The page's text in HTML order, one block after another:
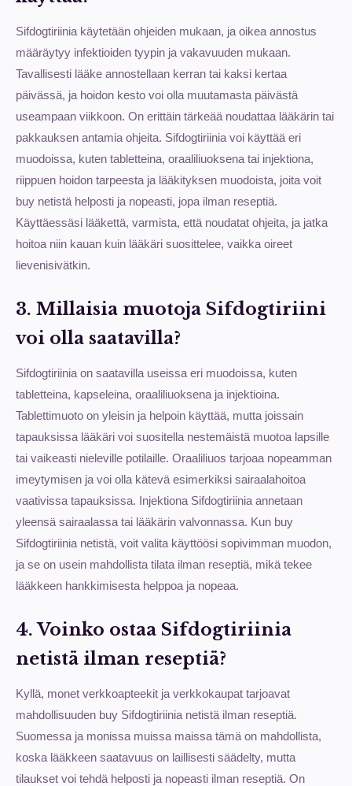
Sifdogtiriinia käytetään ohjeiden mukaan, ja oikea annostus
määräytyy infektioiden tyypin ja vakavuuden mukaan.
Tavallisesti lääke annostellaan kerran tai kaksi kertaa
päivässä, ja hoidon kesto voi olla muutamasta päivästä
useampaan viikkoon. On erittäin tärkeää noudattaa lääkärin tai
pakkauksen antamia ohjeita. Sifdogtiriinia voi käyttää eri
muodoissa, kuten tabletteina, oraaliliuoksena tai injektiona,
riippuen hoidon tarpeesta ja lääkityksen muodoista, joita voit
buy netistä helposti ja nopeasti, jopa ilman reseptiä.
Käyttäessäsi lääkettä, varmista, että noudatat ohjeita, ja jatka
hoitoa niin kauan kuin lääkäri suosittelee, vaikka oireet
lievenisivätkin.
3. Millaisia muotoja Sifdogtiriini
voi olla saatavilla?
Sifdogtiriinia on saatavilla useissa eri muodoissa, kuten
tabletteina, kapseleina, oraaliliuoksena ja injektioina.
Tablettimuoto on yleisin ja helpoin käyttää, mutta joissain
tapauksissa lääkäri voi suositella nestemäistä muotoa lapsille
tai vaikeasti nieleville potilaille. Oraaliliuos tarjoaa nopeamman
imeytymisen ja voi olla kätevä esimerkiksi sairaalahoitoa
vaativissa tapauksissa. Injektiona Sifdogtiriinia annetaan
yleensä sairaalassa tai lääkärin valvonnassa. Kun buy
Sifdogtiriinia netistä, voit valita käyttöösi sopivimman muodon,
ja se on usein mahdollista tilata ilman reseptiä, mikä tekee
lääkkeen hankkimisesta helppoa ja nopeaa.
4. Voinko ostaa Sifdogtiriinia
netistä ilman reseptiä?
Kyllä, monet verkkoapteekit ja verkkokaupat tarjoavat
mahdollisuuden buy Sifdogtiriinia netistä ilman reseptiä.
Suomessa ja monissa muissa maissa tämä on mahdollista,
koska lääkkeen saatavuus on laillisesti säädelty, mutta
tilaukset voi tehdä helposti ja nopeasti ilman reseptiä. On